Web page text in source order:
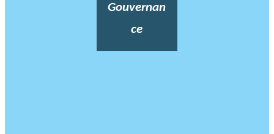
Gouvernan
ce